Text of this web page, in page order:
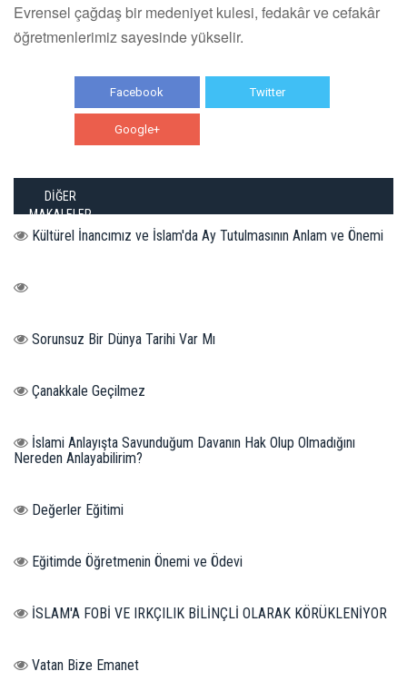
Evrensel çağdaş bir medeniyet kulesi, fedakâr ve cefakâr
öğretmenlerimiz sayesinde yükselir.
Facebook Twitter
Google+
DİĞER
MAKALELER
Kültürel İnancımız ve İslam'da Ay Tutulmasının Anlam ve Önemi
Sorunsuz Bir Dünya Tarihi Var Mı
Çanakkale Geçilmez
İslami Anlayışta Savunduğum Davanın Hak Olup Olmadığını
Nereden Anlayabilirim?
Değerler Eğitimi
Eğitimde Öğretmenin Önemi ve Ödevi
İSLAM'A FOBİ VE IRKÇILIK BİLİNÇLİ OLARAK KÖRÜKLENİYOR
Vatan Bize Emanet